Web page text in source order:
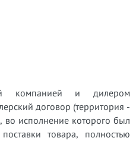
компанией и дилером
договор (территория -
во исполнение которого был
товара, полностью